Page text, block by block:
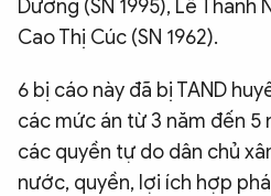
Video
Chuyên trang An ninh thế giớiVăn
Chuyên đề
Dương (SN 1995), Lê Thanh
Cao Thị Cúc (SN 1962).
6 bị cáo này đã bị TAND
các mức án từ 3 năm đến 5
các quyền tự do dân chủ
nước, quyền, lợi ích hợp